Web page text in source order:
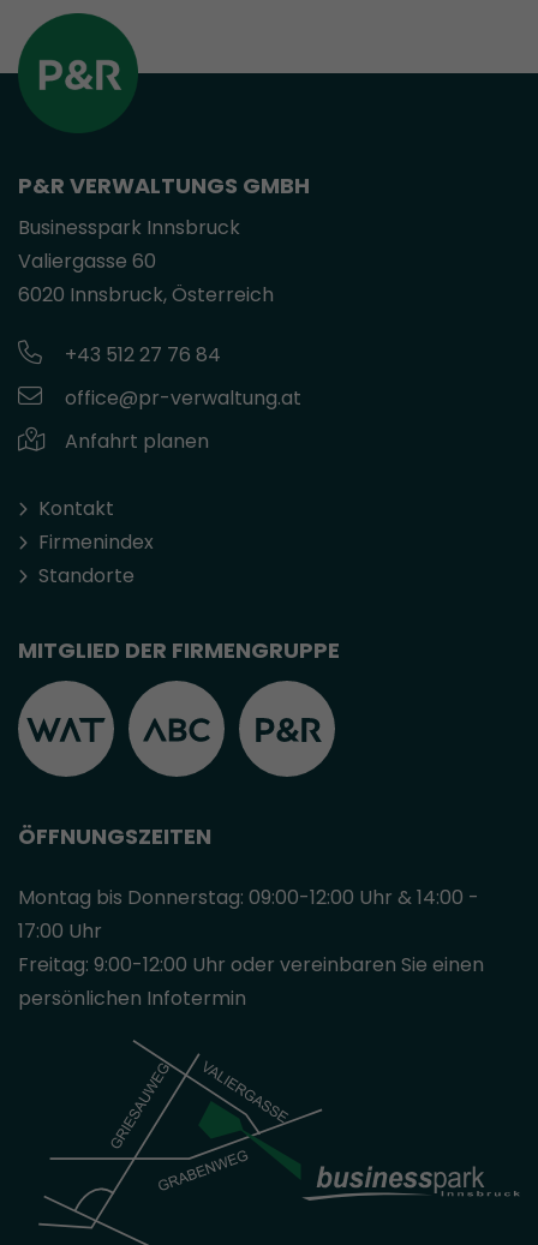
P&R VERWALTUNGS GMBH
Businesspark Innsbruck
Valiergasse 60
6020 Innsbruck, Österreich
+43 512 27 76 84
office@pr-verwaltung.at
Anfahrt planen
Kontakt
Firmenindex
Standorte
MITGLIED DER FIRMENGRUPPE
ÖFFNUNGSZEITEN
Montag bis Donnerstag: 09:00-12:00 Uhr & 14:00 -
17:00 Uhr
Freitag: 9:00-12:00 Uhr oder vereinbaren Sie einen
persönlichen Infotermin